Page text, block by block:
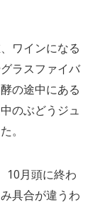
ワインになる
ラスファイバ
の途中にある
のぶどうジュ
。
10月頭に終わ
具合が違うわ